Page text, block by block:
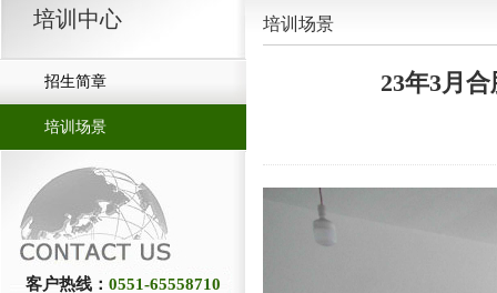
培训中心
招生简章
培训场景
客户热线： 0551-65558710
培训场景
23年3月